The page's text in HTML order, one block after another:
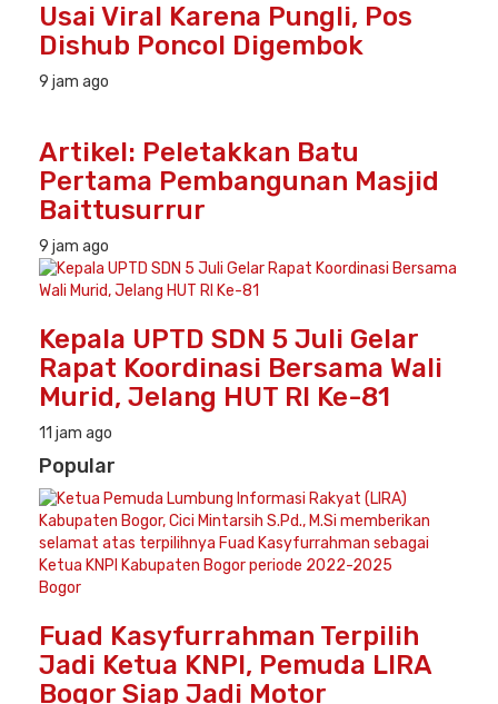
Usai Viral Karena Pungli, Pos
Dishub Poncol Digembok
9 jam ago
Artikel: Peletakkan Batu
Pertama Pembangunan Masjid
Baittusurrur
9 jam ago
Kepala UPTD SDN 5 Juli Gelar
Rapat Koordinasi Bersama Wali
Murid, Jelang HUT RI Ke-81
11 jam ago
Popular
Bogor
Fuad Kasyfurrahman Terpilih
Jadi Ketua KNPI, Pemuda LIRA
Bogor Siap Jadi Motor